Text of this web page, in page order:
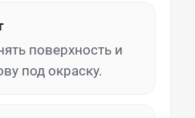
поверхность и
под окраску.